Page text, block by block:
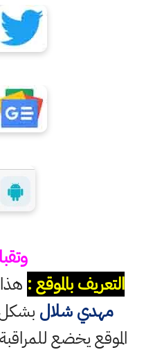
التعريف بالموقع :
مهدي شلال
الموقع يخضع